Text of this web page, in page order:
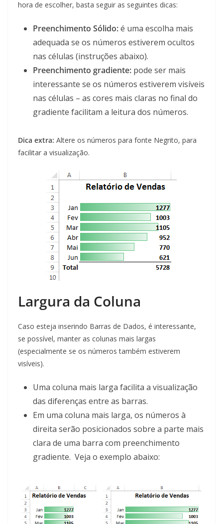
hora de escolher, basta seguir as seguintes dicas:
Preenchimento Sólido:é uma escolha mais
adequada se os números estiverem ocultos
nas células (instruções abaixo).
Preenchimento gradiente: pode ser mais
interessante se os números estiverem visíveis
nas células – as cores mais claras no final do
gradiente facilitam a leitura dos números.
Dica extra: Altere os números para fonte Negrito, para
facilitar a visualização.
Largura da Coluna
Caso esteja inserindo Barras de Dados, é interessante,
se possível, manter as colunas mais largas
(especialmente se os números também estiverem
visíveis).
Uma coluna mais larga facilita a visualização
das diferenças entre as barras.
Em uma coluna mais larga, os números à
direita serão posicionados sobre a parte mais
clara de uma barra com preenchimento
gradiente. Veja o exemplo abaixo: